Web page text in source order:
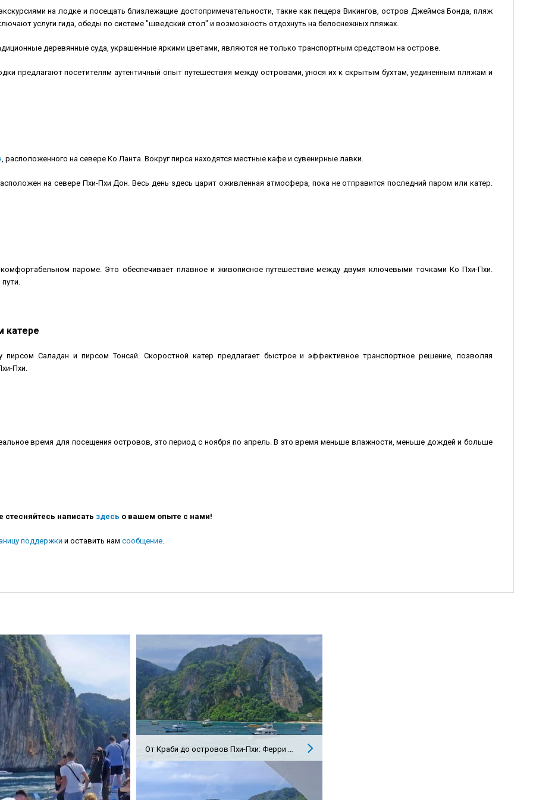
на лодке и посещать близлежащие достопримечательности, такие как пещера Викингов, остров Джеймса Бонда, пляж
услуги гида, обеды по системе "шведский стол" и возможность отдохнуть на белоснежных пляжах.
деревянные суда, украшенные яркими цветами, являются не только транспортным средством на острове.
предлагают посетителям аутентичный опыт путешествия между островами, унося их к скрытым бухтам, уединенным пляжам и
, расположенного на севере Ко Ланта. Вокруг пирса находятся местные кафе и сувенирные лавки.
на севере Пхи-Пхи Дон. Весь день здесь царит оживленная атмосфера, пока не отправится последний паром или катер.
пароме. Это обеспечивает плавное и живописное путешествие между двумя ключевыми точками Ко Пхи-Пхи.
катере
Саладан и пирсом Тонсай. Скоростной катер предлагает быстрое и эффективное транспортное решение, позволяя
Пхи.
время для посещения островов, это период с ноября по апрель. В это время меньше влажности, меньше дождей и больше
стесняйтесь написать здесь о вашем опыте с нами!
поддержки и оставить нам сообщение.